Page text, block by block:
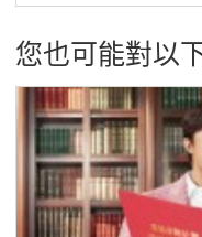
您也可能對以